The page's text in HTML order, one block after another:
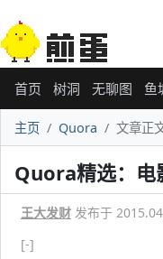
首页 树洞 无聊图 鱼
主页 Quora 文章正
Quora精选：电
王大发财 发布于
[-]